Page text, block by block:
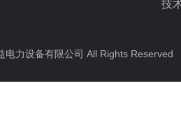
技
电力设备有限公司 All Rights